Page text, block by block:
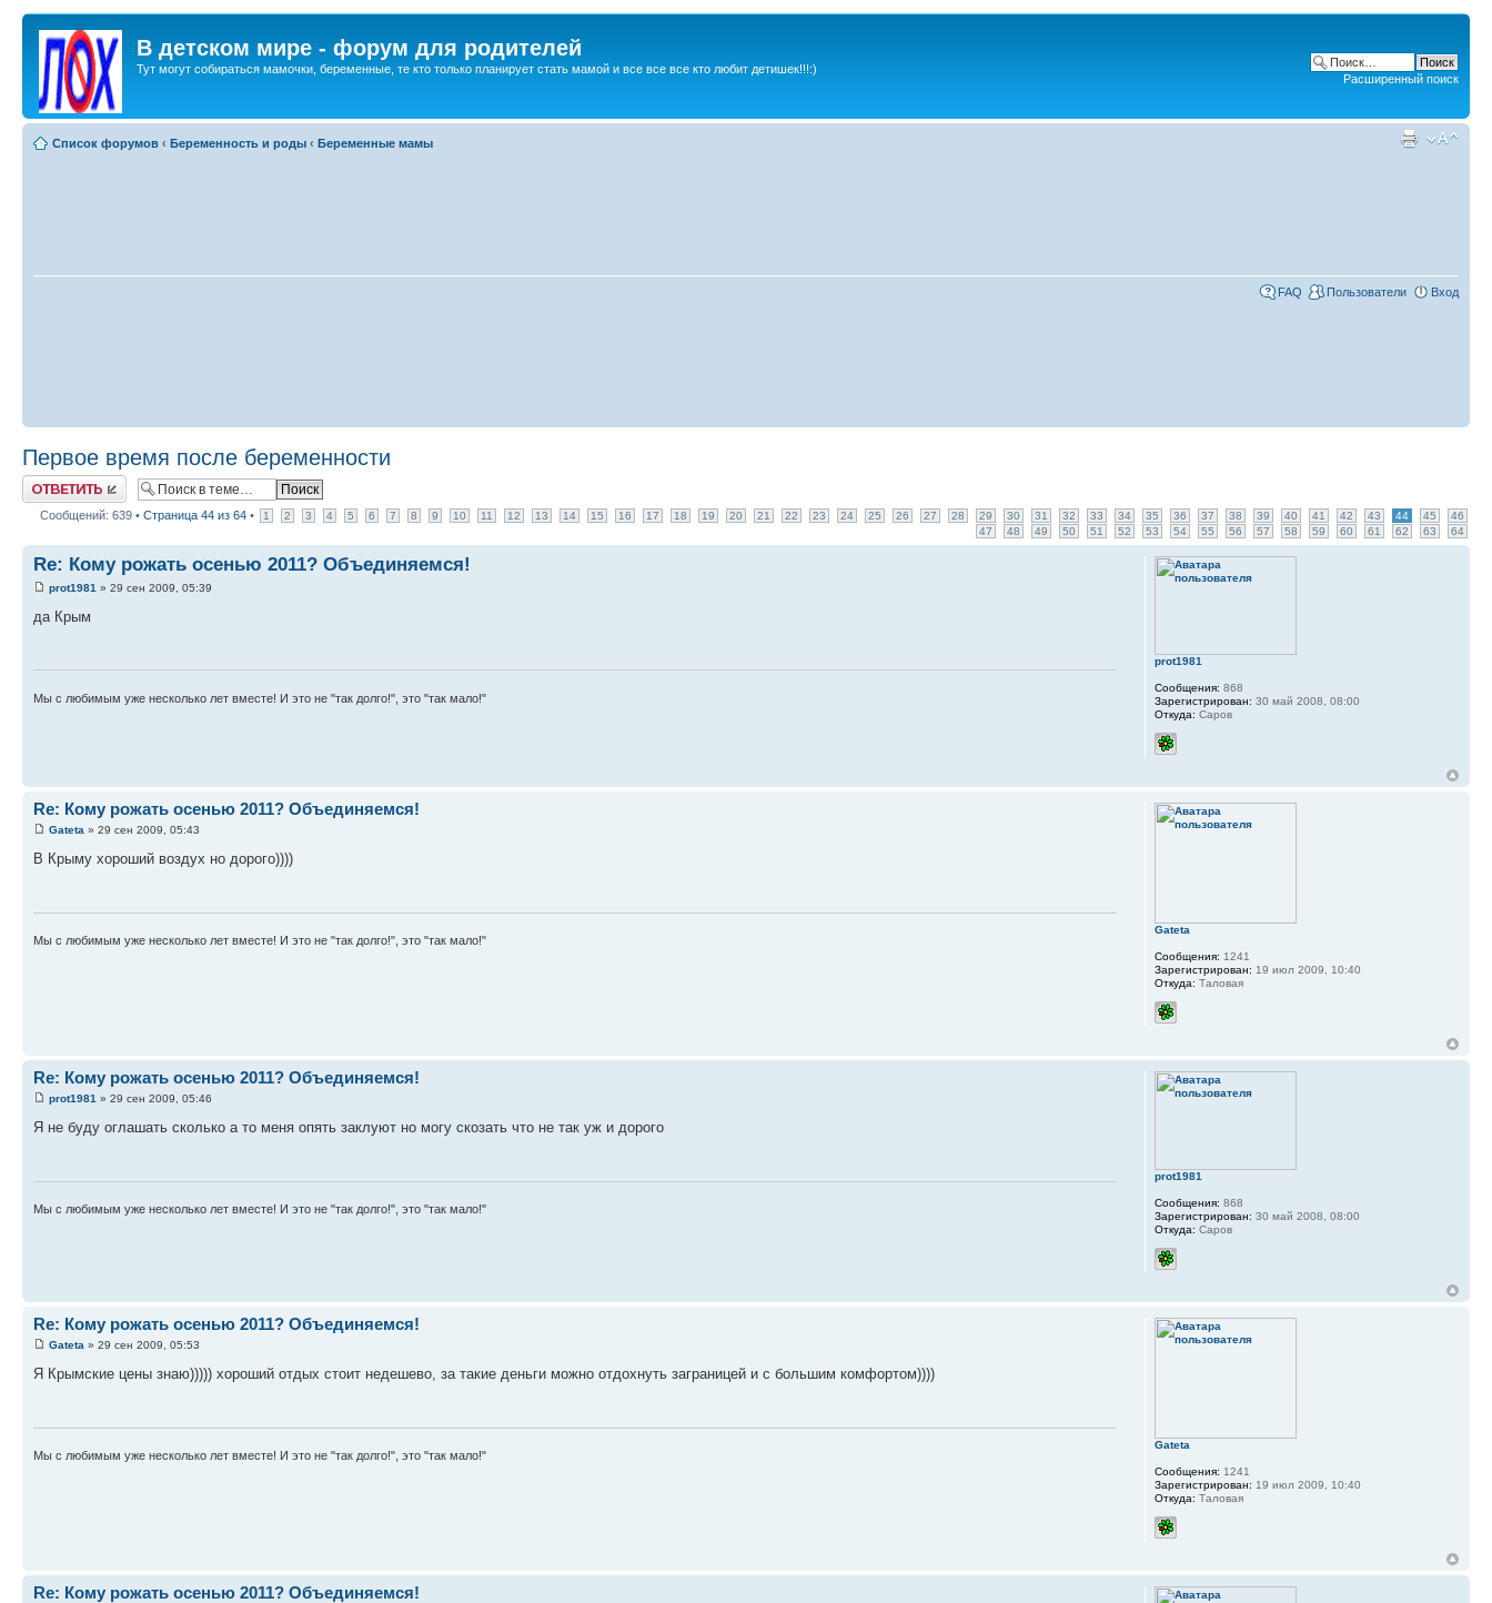
В детском мире - форум для родителей
Тут могут собираться мамочки, беременные, те кто только планирует стать мамой и все все все кто любит детишек!!!:)
Расширенный поиск
Список форумов ‹ Беременность и роды ‹ Беременные мамы
FAQ Пользователи Вход
Первое время после беременности
Ответить
Сообщений: 639 • Страница 44 из 64 • 1 2 3 4 5 6 7 8 9 10 11 12 13 14 15 16 17 18 19 20 21 22 23 24 25 26 27 28 29 30 31 32 33 34 35 36 37 38 39 40 41 42 43 44 45
46
47
48 49 50 51 52 53 54 55 56 57 58 59 60 61 62 63 64
Re: Кому рожать осенью 2011? Объединяемся!
prot1981 » 29 сен 2009, 05:39
да Крым
Мы с любимым уже несколько лет вместе! И это не "так долго!", это "так мало!"
prot1981
Сообщения: 868
Зарегистрирован: 30 май 2008, 08:00
Откуда: Саров
Re: Кому рожать осенью 2011? Объединяемся!
Gateta » 29 сен 2009, 05:43
В Крыму хороший воздух но дорого))))
Мы с любимым уже несколько лет вместе! И это не "так долго!", это "так мало!"
Gateta
Сообщения: 1241
Зарегистрирован: 19 июл 2009, 10:40
Откуда: Таловая
Re: Кому рожать осенью 2011? Объединяемся!
prot1981 » 29 сен 2009, 05:46
Я не буду оглашать сколько а то меня опять заклуют но могу скозать что не так уж и дорого
Мы с любимым уже несколько лет вместе! И это не "так долго!", это "так мало!"
prot1981
Сообщения: 868
Зарегистрирован: 30 май 2008, 08:00
Откуда: Саров
Re: Кому рожать осенью 2011? Объединяемся!
Gateta » 29 сен 2009, 05:53
Я Крымские цены знаю))))) хороший отдых стоит недешево, за такие деньги можно отдохнуть заграницей и с большим комфортом))))
Мы с любимым уже несколько лет вместе! И это не "так долго!", это "так мало!"
Gateta
Сообщения: 1241
Зарегистрирован: 19 июл 2009, 10:40
Откуда: Таловая
Re: Кому рожать осенью 2011? Объединяемся!